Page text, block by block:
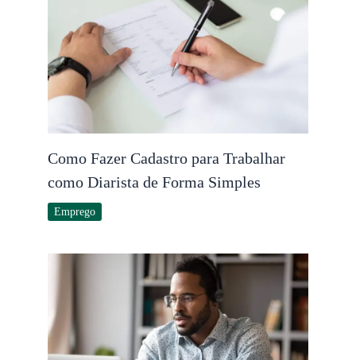
Como Fazer Cadastro para Trabalhar
como Diarista de Forma Simples
Emprego